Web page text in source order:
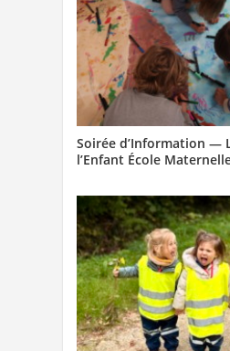
Soirée d’Information —
l’Enfant École